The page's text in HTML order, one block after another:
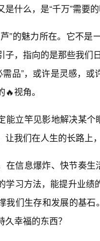
是什么，是“千万”需要
”的魅力所在。它不
子，指向的是那些我们
需品”，或许是灵感，
视角。
能立竿见影地解决某个
让我们在人生的长路上
在信息爆炸、快节奏生
学习方法，能提升业
我们生存和发展的基
幸福的东西？